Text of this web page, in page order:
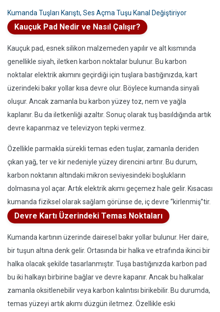
Kumanda Tuşları Karıştı, Ses Açma Tuşu Kanal Değiştiriyor
Kauçuk Pad Nedir ve Nasıl Çalışır?
Kauçuk pad, esnek silikon malzemeden yapılır ve alt kısmında
genellikle siyah, iletken karbon noktalar bulunur. Bu karbon
noktalar elektrik akımını geçirdiği için tuşlara bastığınızda, kart
üzerindeki bakır yollar kısa devre olur. Böylece kumanda sinyali
oluşur. Ancak zamanla bu karbon yüzey toz, nem ve yağla
kaplanır. Bu da iletkenliği azaltır. Sonuç olarak tuş basıldığında artık
devre kapanmaz ve televizyon tepki vermez.
Özellikle parmakla sürekli temas eden tuşlar, zamanla deriden
çıkan yağ, ter ve kir nedeniyle yüzey direncini artırır. Bu durum,
karbon noktanın altındaki mikron seviyesindeki boşlukların
dolmasına yol açar. Artık elektrik akımı geçemez hale gelir. Kısacası
kumanda fiziksel olarak sağlam görünse de, iç devre “kirlenmiş”tir.
Devre Kartı Üzerindeki Temas Noktaları
Kumanda kartının üzerinde dairesel bakır yollar bulunur. Her daire,
bir tuşun altına denk gelir. Ortasında bir halka ve etrafında ikinci bir
halka olacak şekilde tasarlanmıştır. Tuşa bastığınızda karbon pad
bu iki halkayı birbirine bağlar ve devre kapanır. Ancak bu halkalar
zamanla oksitlenebilir veya karbon kalıntısı birikebilir. Bu durumda,
temas yüzeyi artık akımı düzgün iletmez. Özellikle eski